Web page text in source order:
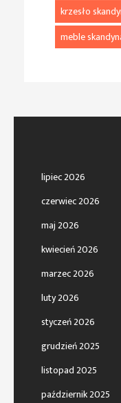
krzesło
meble
lipiec 2026
czerwiec 2026
maj 2026
kwiecień 2026
marzec 2026
luty 2026
styczeń 2026
grudzień 2025
listopad 2025
październik 2025